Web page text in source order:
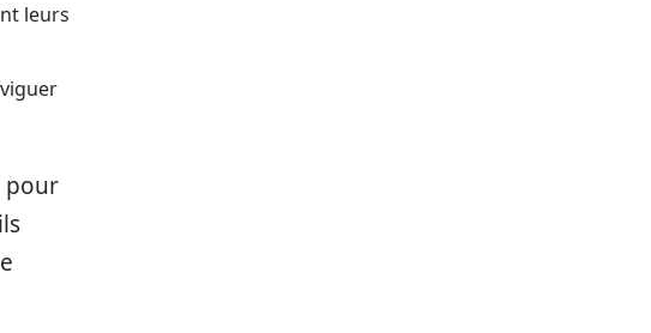
leurs
pour